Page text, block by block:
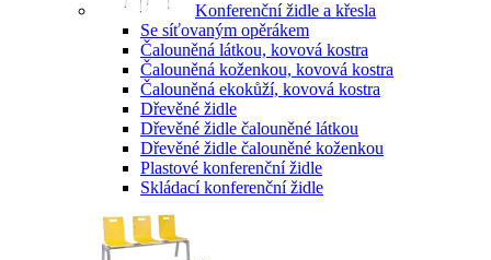
Konferenční židle a křesla
Se síťovaným opěrákem
Čalouněná látkou, kovová kostra
Čalouněná koženkou, kovová kostra
Čalouněná ekokůží, kovová kostra
Dřevěné židle
Dřevěné židle čalouněné látkou
Dřevěné židle čalouněné koženkou
Plastové konferenční židle
Skládací konferenční židle